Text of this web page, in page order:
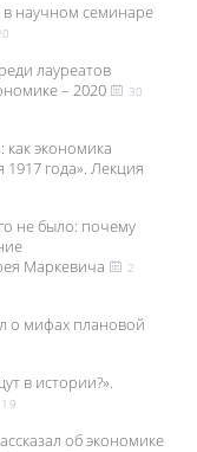
научном семинаре
лауреатов
– 2020
30
экономика
года». Лекция
не было: почему
Маркевича
2
о мифах плановой
в истории?».
об экономике